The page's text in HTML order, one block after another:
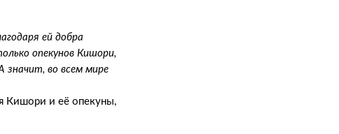
ей добра
опекунов Кишори,
значит, во всем мире
Кишори и её опекуны,